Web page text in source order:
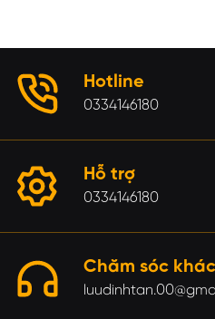
Hotline
0334146180
Hỗ trợ
0334146180
Chăm sóc